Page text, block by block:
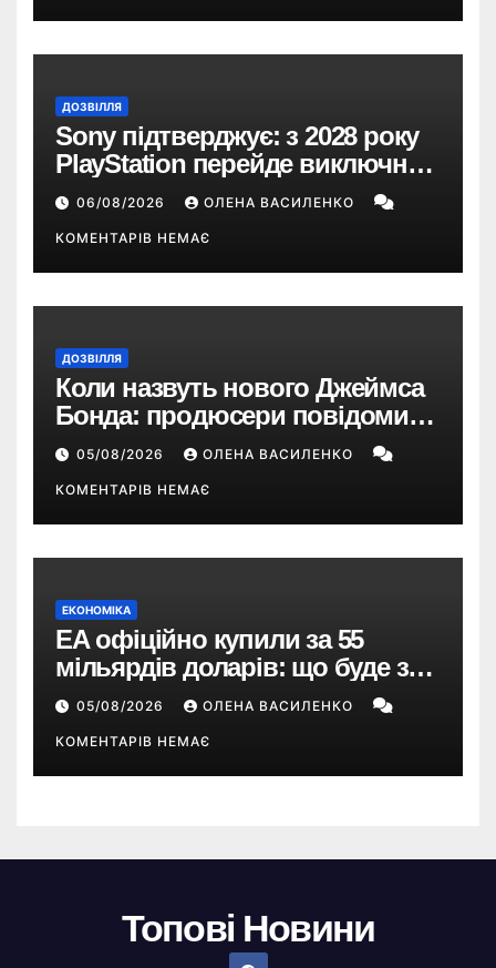
ДОЗВІЛЛЯ
Sony підтверджує: з 2028 року
PlayStation перейде виключно
на цифрові ігри
06/08/2026 ОЛЕНА ВАСИЛЕНКО
КОМЕНТАРІВ НЕМАЄ
ДОЗВІЛЛЯ
Коли назвуть нового Джеймса
Бонда: продюсери повідомили
про терміни кастингу
05/08/2026 ОЛЕНА ВАСИЛЕНКО
КОМЕНТАРІВ НЕМАЄ
ЕКОНОМІКА
EA офіційно купили за 55
мільярдів доларів: що буде з
EA Sports FC, Battlefield і The
Sims
05/08/2026 ОЛЕНА ВАСИЛЕНКО
КОМЕНТАРІВ НЕМАЄ
Топові Новини